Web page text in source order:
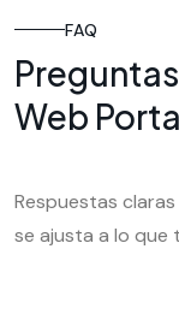
FAQ
Web
Respuestas
se ajusta a lo que